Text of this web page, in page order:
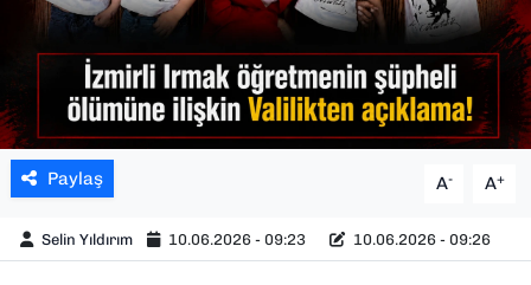
Paylaş A- A+
Selin Yıldırım 10.06.2026 - 09:23 10.06.2026 - 09:26
YAŞAM
YEREL YÖNETİMLER